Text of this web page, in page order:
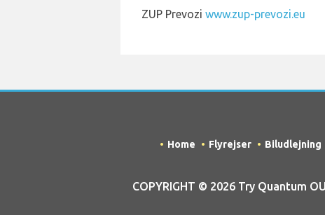
ZUP Prevozi www.zup-prevozi.eu
Home Flyrejser Biludlejning
COPYRIGHT © 2026 Try Quantum